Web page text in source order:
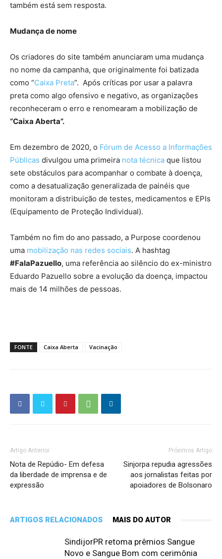
também está sem resposta.
Mudança de nome
Os criadores do site também anunciaram uma mudança
no nome da campanha, que originalmente foi batizada
como “Caixa Preta”. Após críticas por usar a palavra
preta como algo ofensivo e negativo, as organizações
reconheceram o erro e renomearam a mobilização de
“Caixa Aberta”.
Em dezembro de 2020, o Fórum de Acesso a Informações
Públicas divulgou uma primeira nota técnica que listou
sete obstáculos para acompanhar o combate à doença,
como a desatualização generalizada de painéis que
monitoram a distribuição de testes, medicamentos e EPIs
(Equipamento de Proteção Individual).
Também no fim do ano passado, a Purpose coordenou
uma mobilização nas redes sociais. A hashtag
#FalaPazuello, uma referência ao silêncio do ex-ministro
Eduardo Pazuello sobre a evolução da doença, impactou
mais de 14 milhões de pessoas.
FONTE Caixa Aberta Vacinação
Artigo Anterior
Nota de Repúdio- Em defesa
da liberdade de imprensa e de
expressão
Próximos Artigo
Sinjorpa repudia agressões
aos jornalistas feitas por
apoiadores de Bolsonaro
ARTIGOS RELACIONADOS MAIS DO AUTOR
SindijorPR retoma prêmios Sangue
Novo e Sangue Bom com cerimônia